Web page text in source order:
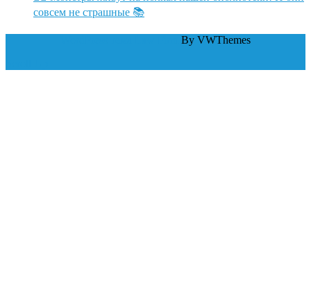
совсем не страшные 📚
By VWThemes